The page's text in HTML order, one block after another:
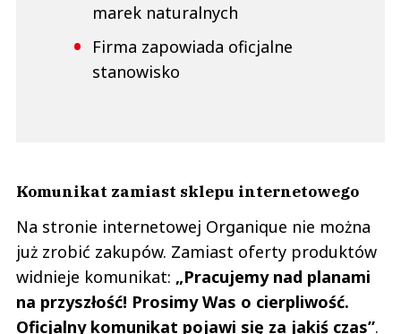
marek naturalnych
Firma zapowiada oficjalne
stanowisko
Komunikat zamiast sklepu internetowego
Na stronie internetowej Organique nie można
już zrobić zakupów. Zamiast oferty produktów
widnieje komunikat: „Pracujemy nad planami
na przyszłość! Prosimy Was o cierpliwość.
Oficjalny komunikat pojawi się za jakiś czas”.